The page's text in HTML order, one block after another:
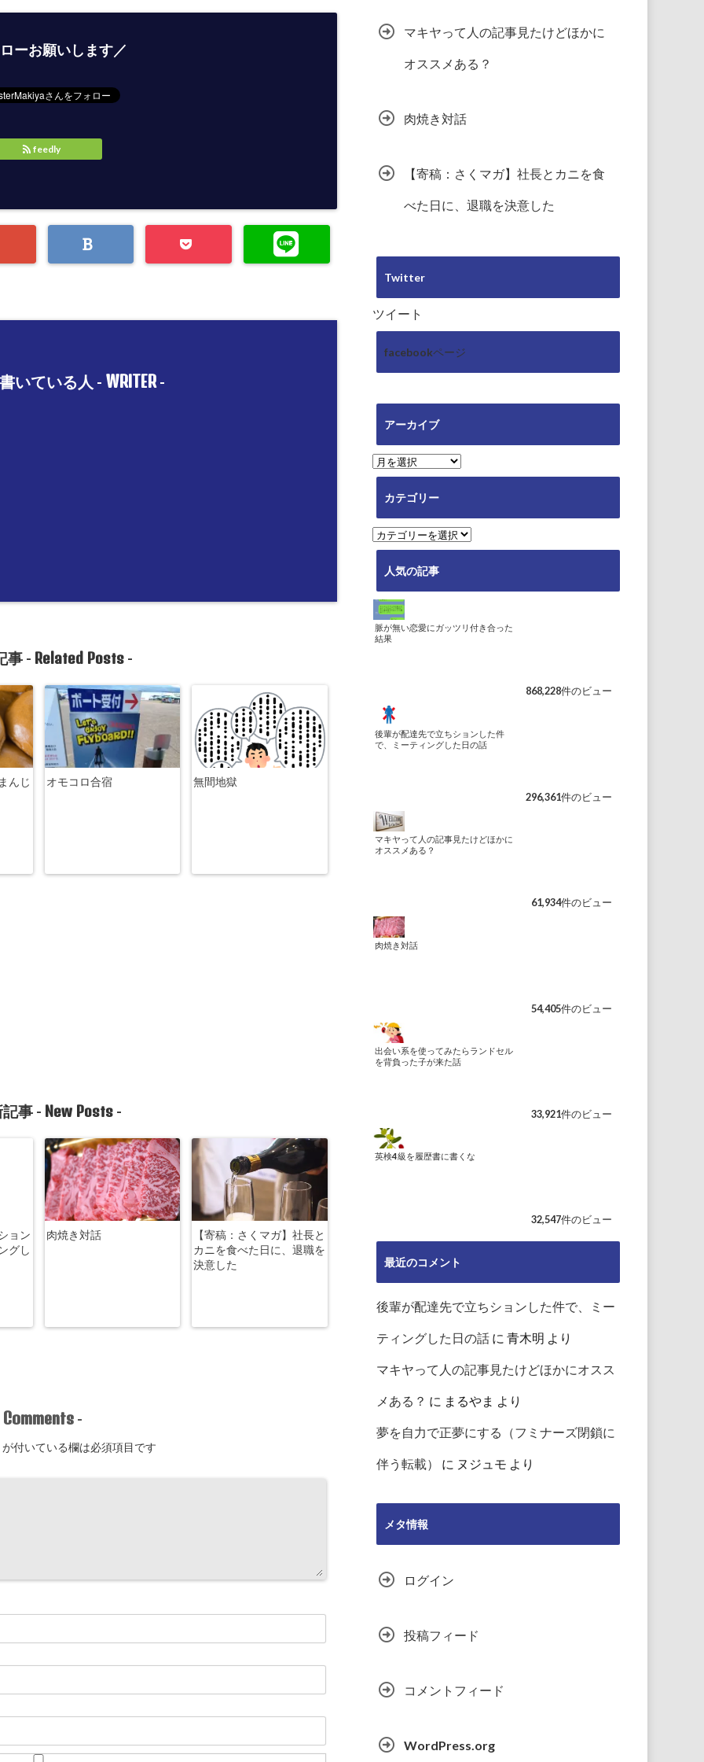
ーお願いします／
feedly
いている人 - WRITER-
事 - Related Posts-
んじ オモコロ合宿 無間地獄
事 - New Posts -
ョン
グし
肉焼き対話
【寄稿：さくマガ】社長と
カニを食べた日に、退職を
決意した
Comments -
が付いている欄は必須項目です
マキヤって人の記事見たけどほかに
オススメある？
肉焼き対話
【寄稿：さくマガ】社長とカニを食
べた日に、退職を決意した
Twitter
ツイート
facebookページ
アーカイブ
ア
ー
ブ
カテゴリー
カ
テ
ー
人気の記事
脈が無い恋愛にガッツリ付き合った
結果
868,228件のビュー
後輩が配達先で立ちションした件
で、ミーティングした日の話
296,361件のビュー
マキヤって人の記事見たけどほかに
オススメある？
61,934件のビュー
肉焼き対話
54,405件のビュー
出会い系を使ってみたらランドセル
を背負った子が来た話
33,921件のビュー
英検4級を履歴書に書くな
32,547件のビュー
最近のコメント
後輩が配達先で立ちションした件で、ミー
ティングした日の話 に 青木明 より
マキヤって人の記事見たけどほかにオスス
メある？ に まるやま より
夢を自力で正夢にする（フミナーズ閉鎖に
伴う転載） に ヌジュモ より
メタ情報
ログイン
投稿フィード
コメントフィード
WordPress.org